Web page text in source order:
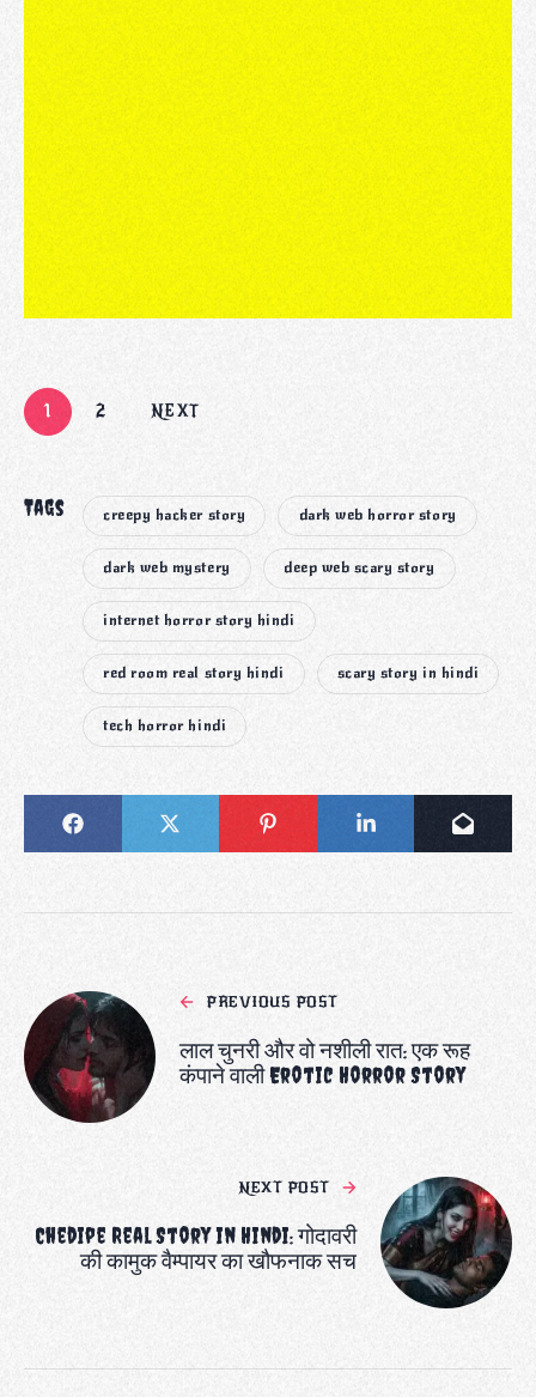
1 2 NEXT
Tags creepy hacker story dark web horror story
dark web mystery deep web scary story
internet horror story hindi
red room real story hindi scary story in hindi
tech horror hindi
PREVIOUS POST
लाल चुनरी और वो नशीली रात: एक रूह
कंपाने वाली Erotic Horror Story
NEXT POST
Chedipe Real Story in Hindi: गोदावरी
की कामुक वैम्पायर का खौफनाक सच